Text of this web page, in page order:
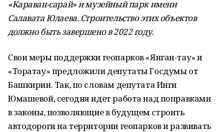
«Караван-сарай»и музейный парк имени
Салавата Юлаева. Строительство этих объектов
должно быть завершено в 2022 году.
Свои меры поддержки геопарков «Янган-тау» и
«Торатау» предложили депутаты Госдумы от
Башкирии. Так, по словам депутата Инги
Юмашевой, сегодня идет работа над поправками
в законы, позволяющие в будущем строить
автодороги на территории геопарков и развивать